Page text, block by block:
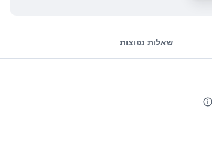
שאלות נפוצות